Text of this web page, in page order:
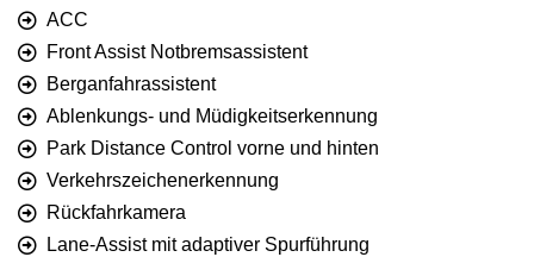
ACC
Front Assist Notbremsassistent
Berganfahrassistent
Ablenkungs- und Müdigkeitserkennung
Park Distance Control vorne und hinten
Verkehrszeichenerkennung
Rückfahrkamera
Lane-Assist mit adaptiver Spurführung